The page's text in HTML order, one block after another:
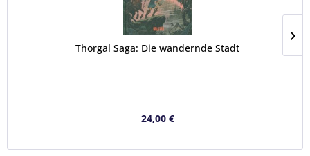
Thorgal Saga: Die wandernde Stadt
24,00 €